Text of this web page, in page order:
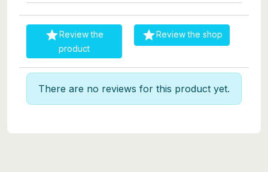
Review the
product
Review the shop
There are no reviews for this product yet.